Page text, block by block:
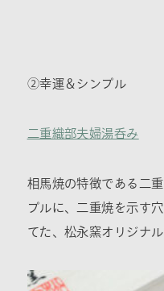
②幸運＆シンプル
二重織部夫婦湯呑み
相馬焼の特徴である二
プルに、二重焼を示す
てた、松永窯オリジナル